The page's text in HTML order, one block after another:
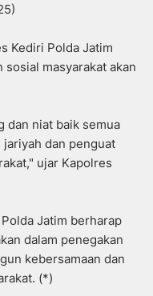
Kediri Polda Jatim
sosial masyarakat akan
dan niat baik semua
dan penguat
ujar Kapolres
Jatim berharap
dalam penegakan
kebersamaan dan
(*)